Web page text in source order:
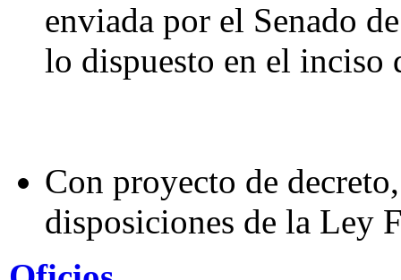
enviada por el Senado
lo dispuesto en el
Con proyecto de
disposiciones de la Ley